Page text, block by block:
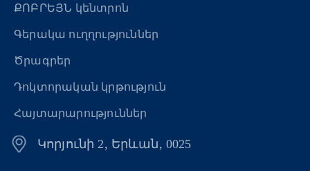
ՔՈԲՐԵՅՆ կենտրոն
Գերակա ուղղություններ
Ծրագրեր
Դոկտորական կրթություն
Հայտարարություններ
Կորյունի 2, Երևան, 0025